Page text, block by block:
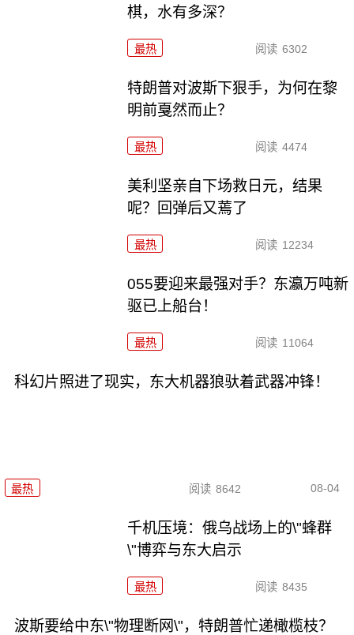
棋，水有多深？
最热 阅读 6302
特朗普对波斯下狠手，为何在黎
明前戛然而止？
最热 阅读 4474
美利坚亲自下场救日元，结果
呢？回弹后又蔫了
最热 阅读 12234
055要迎来最强对手？东瀛万吨新
驱已上船台！
最热 阅读 11064
科幻片照进了现实，东大机器狼驮着武器冲锋！
最热 阅读 8642 08-04
千机压境：俄乌战场上的\"蜂群
\"博弈与东大启示
最热 阅读 8435
波斯要给中东\"物理断网\"，特朗普忙递橄榄枝？